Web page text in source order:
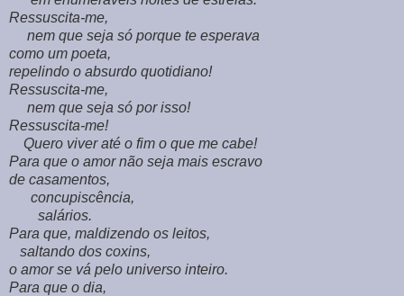
Ressuscita-me,
nem que seja só porque te esperava
como um poeta,
repelindo o absurdo quotidiano!
Ressuscita-me,
nem que seja só por isso!
Ressuscita-me!
Quero viver até o fim o que me cabe!
Para que o amor não seja mais escravo
de casamentos,
concupiscência,
salários.
Para que, maldizendo os leitos,
saltando dos coxins,
o amor se vá pelo universo inteiro.
Para que o dia,